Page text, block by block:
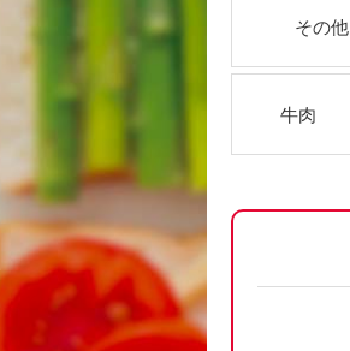
その他
牛肉